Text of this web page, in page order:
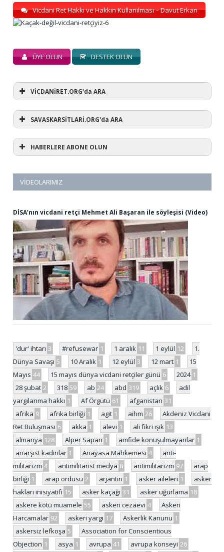
Vicdani Ret Hakkı ve Hakkın Kullanılması – Davut Erkan
ÜYE OLUN DESTEK OLUN
VİCDANİRET.ORG'da ARA
SAVASKARSİTLARİ.ORG'da ARA
HABERLERE ABONE OLUN
VIDEOLARIMIZ
DİSA’nın vicdani retçi Mehmet Ali Başaran ile söyleşisi (Video)
'dur' ihtarı 3 #refusewar 1 1 aralık 11 1 eylül 12
1.
Dünya Savaşı 5 10 Aralık 1 12 eylül 3 12 mart 1
15
Mayıs 44 15 mayıs dünya vicdani retçiler günü 6 2024 1
28 şubat 2 318 59 ab 24 abd 319 açlık 6
adil
yargılanma hakkı 1 Af Örgütü 61 afganistan 31
afrika 9 afrika birliği 1 agit 1 aihm 26
Akdeniz Vicdani
Ret Buluşması 6 akka 1 alevi 1 ali fikri ışık 13
almanya 128 Alper Sapan 1 amfide konuşulmayanlar 1
anarşist kadınlar 1 Anayasa Mahkemesi 4
anti-
militarizm 4 antimilitarist medya 8 antimilitarizm 97
arap
birliği 1 arap ordusu 2 arjantin 1 asker aileleri 1
asker
hakları inisiyatifi 15 asker kaçağı 31 asker uğurlama 18
askere kötü muamele 55 askeri cezaevi 4
Askeri
Harcamalar 92 askeri yargı 17 Askerlik Kanunu 1
askersiz lefkoşa 5
Association for Conscientious
Objection 1 asya 1 avrupa 41 avrupa konseyi 26